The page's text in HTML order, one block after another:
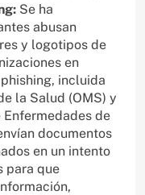
Se ha
abusan
y logotipos de
en
incluida
la Salud (OMS) y
de
documentos
en un intento
para que